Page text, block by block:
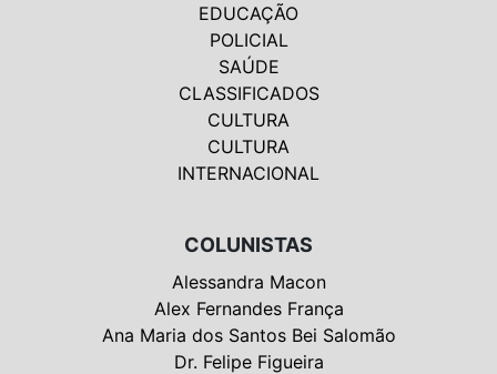
EDUCAÇÃO
POLICIAL
SAÚDE
CLASSIFICADOS
CULTURA
CULTURA
INTERNACIONAL
COLUNISTAS
Alessandra Macon
Alex Fernandes França
Ana Maria dos Santos Bei Salomão
Dr. Felipe Figueira